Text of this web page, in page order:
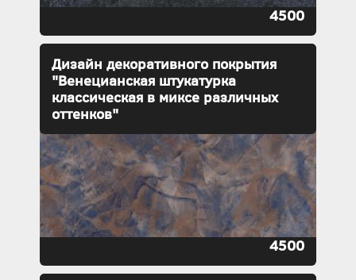
4500
Дизайн декоративного покрытия
"Венецианская штукатурка
классическая в миксе различных
оттенков"
4500